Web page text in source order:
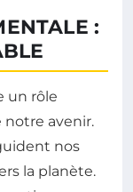
:
un rôle
avenir.
nos
la planète.